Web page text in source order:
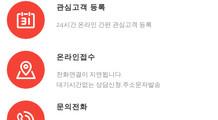
관심고객 등록
24시간 온라인 간편 관심고객 등록
온라인접수
전화연결이 지연됩니다.
대기시간없는 상담신청,주소문자발송
문의전화